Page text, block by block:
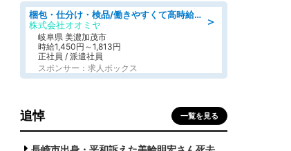
＞
梱包・仕分け・検品/働きやすくて高時給の仕分け作業長期休暇充実/残業なし
株式会社オオミヤ
岐阜県 美濃加茂市
時給1,450円～1,813円
正社員 / 派遣社員
スポンサー：求人ボックス
追悼 一覧を見る